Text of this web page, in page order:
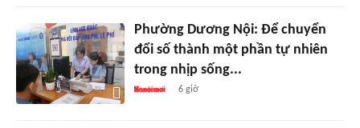
Phường Dương Nội: Để chuyển
đổi số thành một phần tự nhiên
trong nhịp sống...
6 giờ